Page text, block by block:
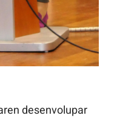
desenvolupar